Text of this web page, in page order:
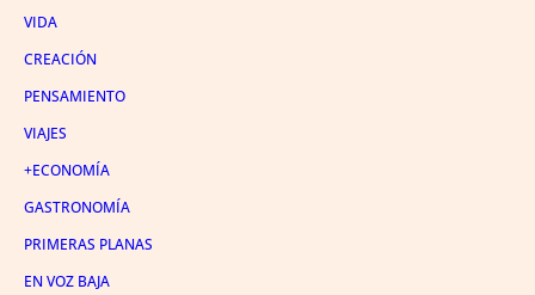
VIDA
CREACIÓN
PENSAMIENTO
VIAJES
+ECONOMÍA
GASTRONOMÍA
PRIMERAS PLANAS
EN VOZ BAJA